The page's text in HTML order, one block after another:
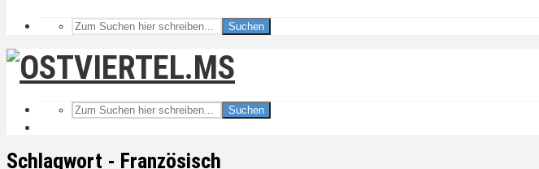
Suchen
Suchen
Schlagwort - Französisch